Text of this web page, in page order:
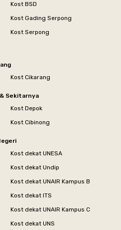
Kost BSD
Kost Gading Serpong
Kost Serpong
Kost Cikarang
Sekitarnya
Kost Depok
Kost Cibinong
Kost dekat UNESA
Kost dekat Undip
Kost dekat UNAIR Kampus B
Kost dekat ITS
Kost dekat UNAIR Kampus C
Kost dekat UNS